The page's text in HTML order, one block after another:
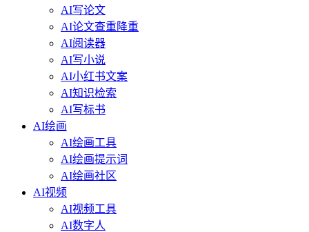
AI写论文
AI论文查重降重
AI阅读器
AI写小说
AI小红书文案
AI知识检索
AI写标书
AI绘画
AI绘画工具
AI绘画提示词
AI绘画社区
AI视频
AI视频工具
AI数字人